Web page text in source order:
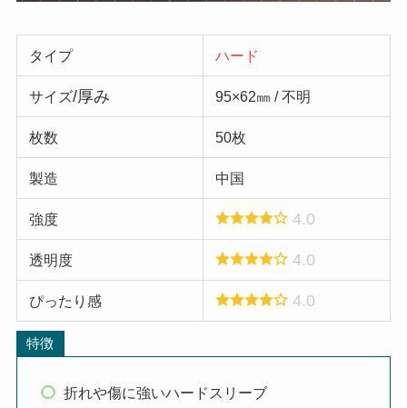
タイプ ハード
サイズ/厚み 95×62㎜ / 不明
枚数 50枚
製造 中国
強度 4.0
透明度 4.0
ぴったり感 4.0
特徴
折れや傷に強いハードスリーブ